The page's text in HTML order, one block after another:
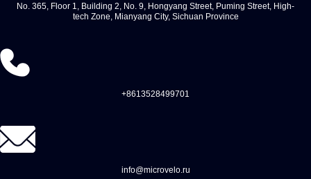
No. 365, Floor 1, Building 2, No. 9, Hongyang Street, Puming Street, High-
tech Zone, Mianyang City, Sichuan Province
+8613528499701
info@microvelo.ru